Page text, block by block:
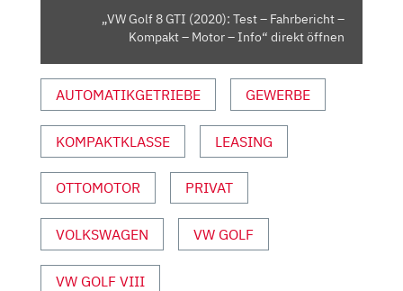
MOTOR
VON
YOUTUBE
ANZEIGEN
„VW Golf 8 GTI (2020): Test – Fahrbericht –
Kompakt – Motor – Info“ direkt öffnen
AUTOMATIKGETRIEBE GEWERBE
KOMPAKTKLASSE LEASING
OTTOMOTOR PRIVAT
VOLKSWAGEN VW GOLF
VW GOLF VIII